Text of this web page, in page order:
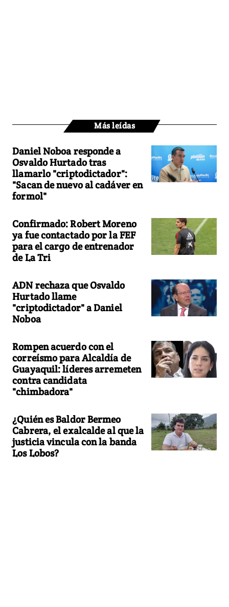
Más leídas
Daniel Noboa responde a
Osvaldo Hurtado tras
llamarlo "criptodictador":
"Sacan de nuevo al cadáver en
formol"
Confirmado: Robert Moreno
ya fue contactado por la FEF
para el cargo de entrenador
de La Tri
ADN rechaza que Osvaldo
Hurtado llame
"criptodictador" a Daniel
Noboa
Rompen acuerdo con el
correísmo para Alcaldía de
Guayaquil: líderes arremeten
contra candidata
"chimbadora"
¿Quién es Baldor Bermeo
Cabrera, el exalcalde al que la
justicia vincula con la banda
Los Lobos?